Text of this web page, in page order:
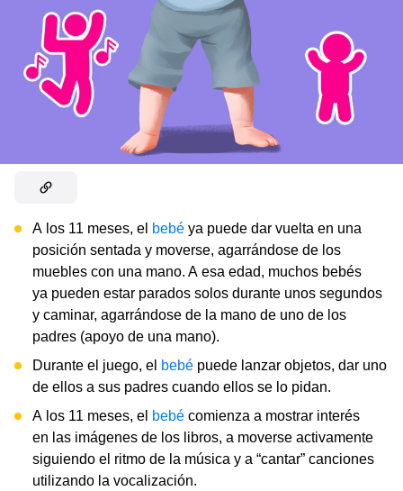
A los 11 meses, el bebé ya puede dar vuelta en una
posición sentada y moverse, agarrándose de los
muebles con una mano. A esa edad, muchos bebés
ya pueden estar parados solos durante unos segundos
y caminar, agarrándose de la mano de uno de los
padres (apoyo de una mano).
Durante el juego, el bebé puede lanzar objetos, dar uno
de ellos a sus padres cuando ellos se lo pidan.
A los 11 meses, el bebé comienza a mostrar interés
en las imágenes de los libros, a moverse activamente
siguiendo el ritmo de la música y a “cantar” canciones
utilizando la vocalización.